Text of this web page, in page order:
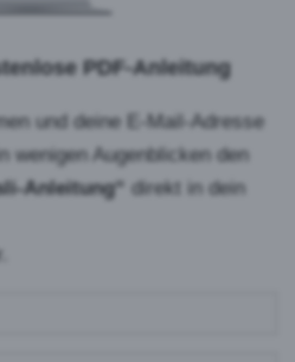
PDF-Anleitung
und deine E-Mail-Adresse
wenigen Augenblicken den
Anleitung“ direkt in dein